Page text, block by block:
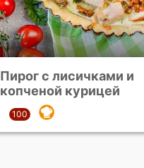
Пирог с лисичками и
копченой курицей